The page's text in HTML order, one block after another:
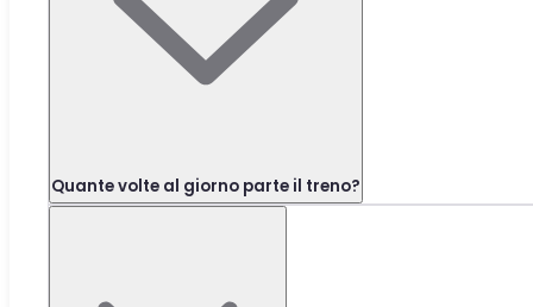
Quante volte al giorno parte il treno?